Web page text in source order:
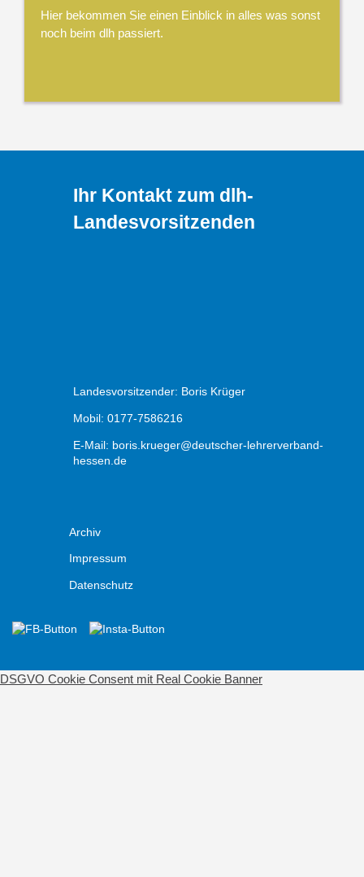
Hier bekommen Sie einen Einblick in alles was sonst
noch beim dlh passiert.
Ihr Kontakt zum dlh-
Landesvorsitzenden
Landesvorsitzender: Boris Krüger
Mobil: 0177-7586216
E-Mail: boris.krueger@deutscher-lehrerverband-
hessen.de
Archiv
Impressum
Datenschutz
DSGVO Cookie Consent mit Real Cookie Banner